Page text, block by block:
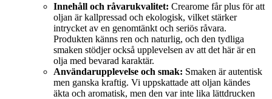
Innehåll och råvarukvalitet: Crearome får plus för att
oljan är kallpressad och ekologisk, vilket stärker
intrycket av en genomtänkt och seriös råvara.
Produkten känns ren och naturlig, och den tydliga
smaken stödjer också upplevelsen av att det här är en
olja med bevarad karaktär.
Användarupplevelse och smak: Smaken är autentisk
men ganska kraftig. Vi uppskattade att oljan kändes
äkta och aromatisk, men den var inte lika lättdrucken